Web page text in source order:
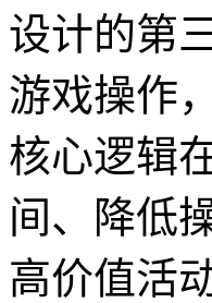
设计的第
游戏操作
核心逻辑
间、降低
高价值活